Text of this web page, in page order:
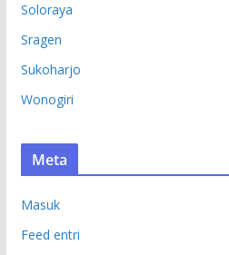
Soloraya
Sragen
Sukoharjo
Wonogiri
Meta
Masuk
Feed entri